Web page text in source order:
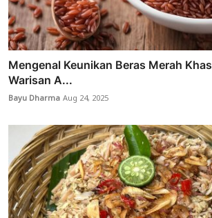
Mengenal Keunikan Beras Merah
Warisan A...
Bayu DharmaAug 24, 2025